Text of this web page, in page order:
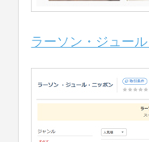
ラーソン・ジュー